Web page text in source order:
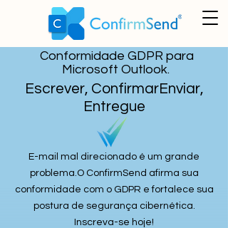
Conformidade GDPR para
Microsoft Outlook.
Escrever, ConfirmarEnviar,
Entregue
E-mail mal direcionado é um grande
problema.O ConfirmSend afirma sua
conformidade com o GDPR e fortalece sua
postura de segurança cibernética.
Inscreva-se hoje!